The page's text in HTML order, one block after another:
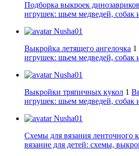
Подборка выкроек динозавриков
игрушек: шьем медведей, собак
Nusha01
Выкройка летящего ангелочка 1
игрушек: шьем медведей, собак
Nusha01
Выкройки тряпичных кукол 1
игрушек: шьем медведей, собак
Nusha01
Схемы для вязания ленточного
вязание для детей: схемы,